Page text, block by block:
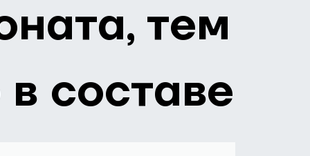
тем
составе